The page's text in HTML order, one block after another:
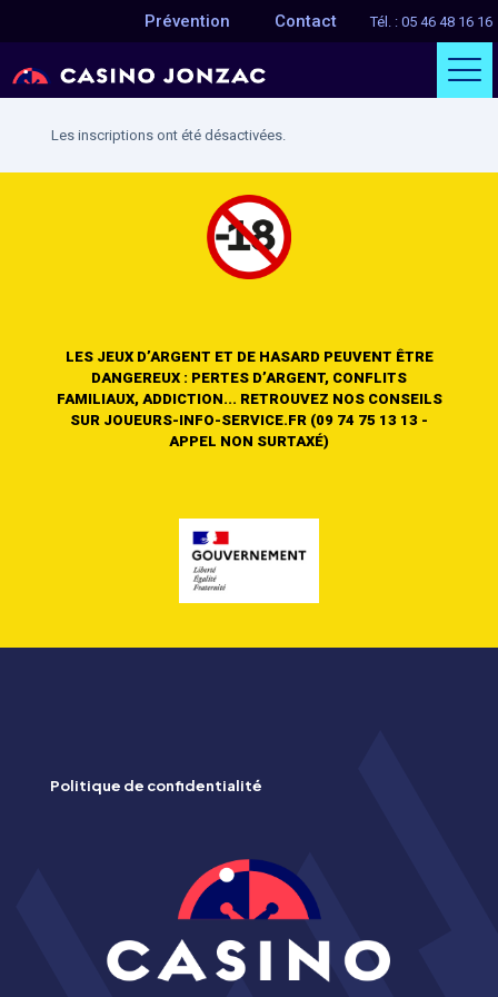
Prévention Contact Tél. : 05 46 48 16 16
Les inscriptions ont été désactivées.
LES JEUX D’ARGENT ET DE HASARD PEUVENT ÊTRE
DANGEREUX : PERTES D’ARGENT, CONFLITS
FAMILIAUX, ADDICTION... RETROUVEZ NOS CONSEILS
SUR JOUEURS-INFO-SERVICE.FR (09 74 75 13 13 -
APPEL NON SURTAXÉ)
Politique de confidentialité